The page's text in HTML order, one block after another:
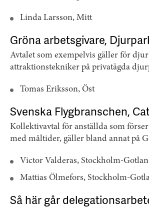
Linda Larsson, Mitt
Gröna arbetsgivare,
Avtalet som exempelvis gäller för
attraktionstekniker på privatägda
Tomas Eriksson, Öst
Svenska Flygbranschen,
Kollektivavtal för anställda som
med måltider, gäller bland annat på
Victor Valderas, Stockholm-
Mattias Ölmefors, Stockholm-
Så här går